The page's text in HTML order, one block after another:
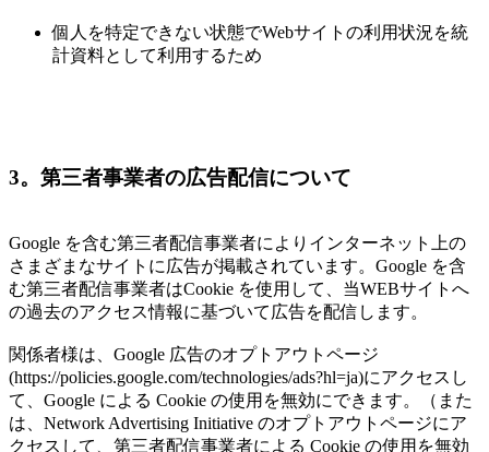
個人を特定できない状態でWebサイトの利用状況を統
計資料として利用するため
3。第三者事業者の広告配信について
Google を含む第三者配信事業者によりインターネット上の
さまざまなサイトに広告が掲載されています。Google を含
む第三者配信事業者はCookie を使用して、当WEBサイトへ
の過去のアクセス情報に基づいて広告を配信します。
関係者様は、Google 広告のオプトアウトページ
(https://policies.google.com/technologies/ads?hl=ja)にアクセスし
て、Google による Cookie の使用を無効にできます。（また
は、Network Advertising Initiative のオプトアウトページにア
クセスして、第三者配信事業者による Cookie の使用を無効